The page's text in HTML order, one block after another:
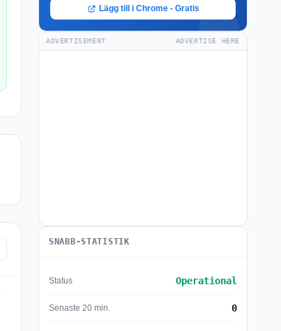
Lägg till i Chrome - Gratis
ADVERTISEMENT ADVERTISE HERE
SNABB-STATISTIK
Status Operational
Senaste 20 min. 0